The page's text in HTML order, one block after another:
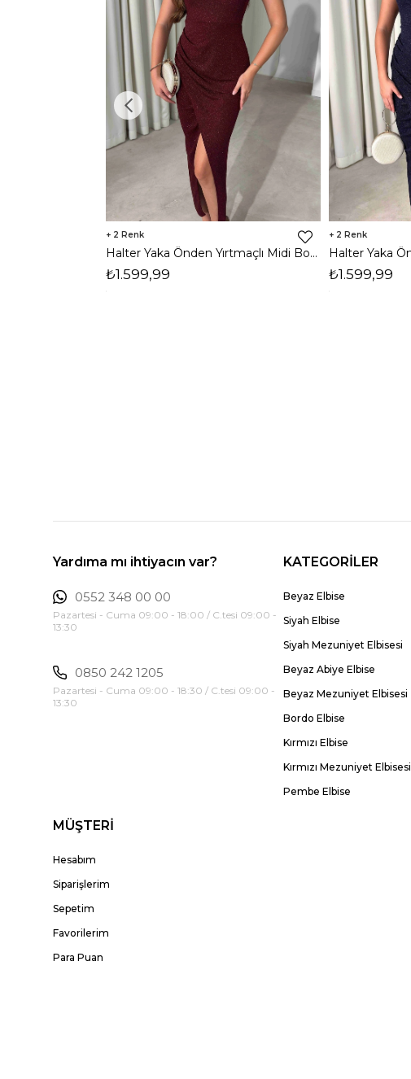
2
Halter Yaka Önden Yırtmaçlı Midi Boy Bordo Hasre Kadın Elbise 26Y502
₺1.599,99
2
₺1.599,99
Yardıma mı ihtiyacın var?
0552 348 00 00
Pazartesi - Cuma 09:00 - 18:00 / C.tesi 09:00 -
13:30
0850 242 1205
Pazartesi - Cuma 09:00 - 18:30 / C.tesi 09:00 -
13:30
KATEGORİLER
Beyaz Elbise
Siyah Elbise
Siyah Mezuniyet Elbisesi
Beyaz Abiye Elbise
Beyaz Mezuniyet Elbisesi
Bordo Elbise
Kırmızı Elbise
Kırmızı Mezuniyet Elbisesi
Pembe Elbise
MÜŞTERİ
Hesabım
Siparişlerim
Sepetim
Favorilerim
Para Puan